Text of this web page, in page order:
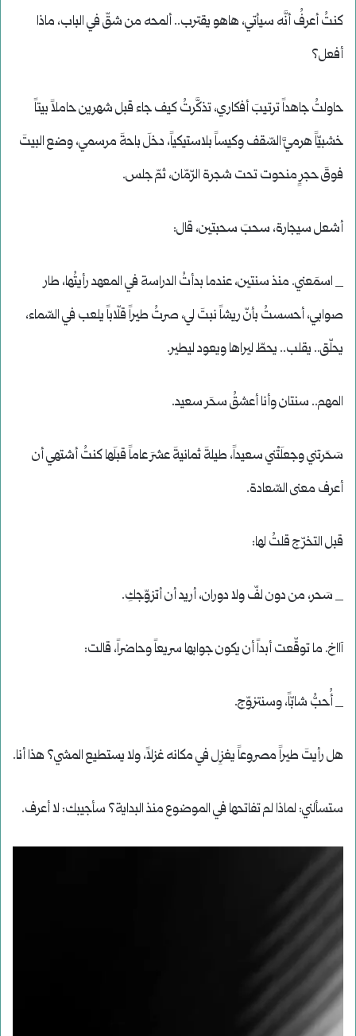
كنتُ أعرفُ أنَّه سيأتي، هاهو يقترب.. ألمحه من شقّ في الباب، ماذا
أفعل؟
حاولتُ جاهداً ترتيبَ أفكاري، تذكَّرتُ كيف جاء قبل شهرين حاملاً بيتاً
خشبيّاً هرميَّ السّقف وكيساً بلاستيكياً، دخلَ باحةَ مرسمي، وضع البيتَ
فوقَ حجرٍ منحوت تحت شجرة الرّمّان، ثمّ جلس.
أشعل سيجارة، سحبَ سحبتين، قال:
_ اسمَعني. منذ سنتين، عندما بدأتُ الدراسة في المعهد رأيتُها، طار
صوابي، أحسستُ بأنّ ريشاً نبتَ لي، صرتُ طيراً قلّاباً يلعب في السّماء،
يحلّق.. يقلب.. يحطّ ليراها ويعود ليطير.
المهم.. سنتان وأنا أعشقُ سحَر سعيد.
سَحَرتني وجعلَتْني سعيداً، طيلةَ ثمانيةَ عشرَ عاماً قبلَها كنتُ أشتهي أن
أعرف معنى السّعادة.
قبل التخرّج قلتُ لها:
_ سَحر، من دون لفّ ولا دوران، أريد أن أتزوّجكِ.
آااخ. ما توقّعت أبداً أن يكون جوابها سريعاً وحاضراً، قالت:
_ أُحبُّ شابّاً، وسنتزوّج.
هل رأيتَ طيراً مصروعاً يغزِل في مكانه غزلاً، ولا يستطيع المشي؟ هذا أنا.
ستسألني: لماذا لم تفاتحها في الموضوع منذ البداية؟ سأجيبك: لا أعرف.